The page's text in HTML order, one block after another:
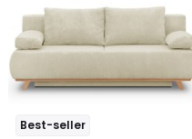
Best-seller